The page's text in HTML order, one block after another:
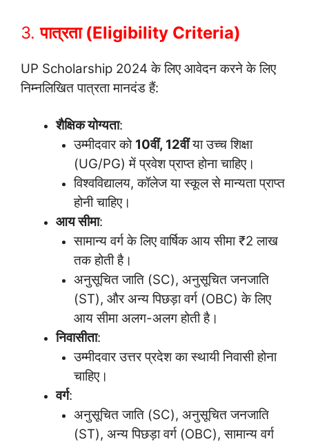
3.पात्रता (Eligibility Criteria)
UP Scholarship 2024 के लिए आवेदन करने के लिए
निम्नलिखित पात्रता मानदंड हैं:
शैक्षिक योग्यता:
उम्मीदवार को 10वीं, 12वींया उच्च शिक्षा
(UG/PG) में प्रवेश प्राप्त होना चाहिए।
विश्वविद्यालय, कॉलेज या स्कूल से मान्यता प्राप्त
होनी चाहिए।
आय सीमा:
सामान्य वर्ग के लिए वार्षिक आय सीमा ₹2 लाख
तक होती है।
अनुसूचित जाति (SC), अनुसूचित जनजाति
(ST), और अन्य पिछड़ा वर्ग (OBC) के लिए
आय सीमा अलग-अलग होती है।
निवासीता:
उम्मीदवार उत्तर प्रदेश का स्थायी निवासी होना
चाहिए।
वर्ग:
अनुसूचित जाति (SC), अनुसूचित जनजाति
(ST), अन्य पिछड़ा वर्ग (OBC), सामान्य वर्ग